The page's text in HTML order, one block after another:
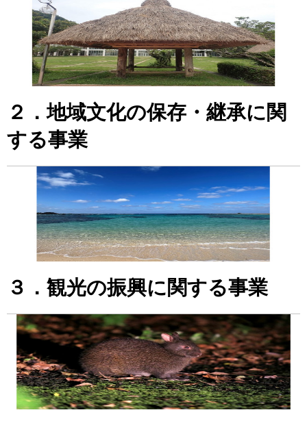
２．地域文化の保存・継承に関
する事業
３．観光の振興に関する事業